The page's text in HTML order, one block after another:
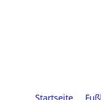
Startseite